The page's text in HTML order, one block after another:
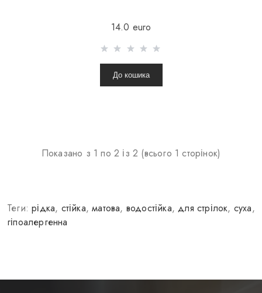
14.0 euro
До кошика
Показано з 1 по 2 із 2 (всього 1 сторінок)
Теги:рідка, стійка,матова, водостійка,для стрілок, суха,
гіпоалергенна